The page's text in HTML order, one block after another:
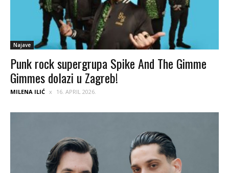
Najave
Punk rock supergrupa Spike And The Gimme
Gimmes dolazi u Zagreb!
MILENA ILIĆ 16. APRIL 2026.